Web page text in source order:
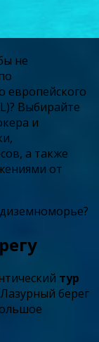
не
Выбирайте
и
а также
от
тур
берег